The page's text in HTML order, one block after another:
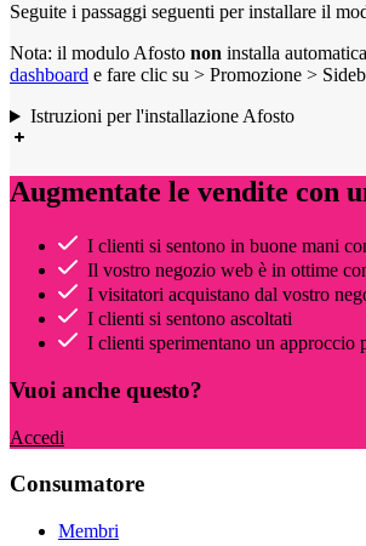
Seguite i passaggi seguenti per installare il
Nota: il modulo Afosto non installa
dashboard e fare clic su > Promozione >
Istruzioni per l'installazione Afosto
Augmentate le vendite con
I clienti si sentono in buone mani
Il vostro negozio web è in ottime
I visitatori acquistano dal vostro
I clienti si sentono ascoltati
I clienti sperimentano un approccio
Vuoi anche questo?
Accedi
Consumatore
Membri